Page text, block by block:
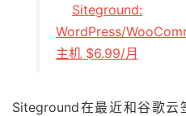
Siteground:
WordPress/
主机 $6.99/月
Siteground在最近和谷歌